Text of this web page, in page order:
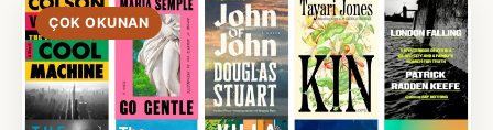
ÇOK OKUNAN